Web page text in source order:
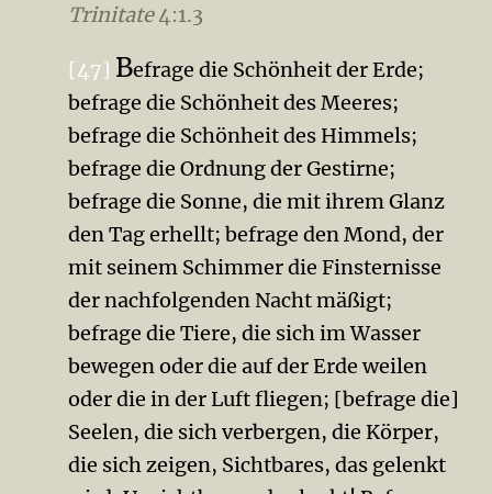
Trinitate4:1.3
[47] Befrage die Schönheit der Erde;
befrage die Schönheit des Meeres;
befrage die Schönheit des Himmels;
befrage die Ordnung der Gestirne;
befrage die Sonne, die mit ihrem Glanz
den Tag erhellt; befrage den Mond, der
mit seinem Schimmer die Finsternisse
der nachfolgenden Nacht mäßigt;
befrage die Tiere, die sich im Wasser
bewegen oder die auf der Erde weilen
oder die in der Luft fliegen; [befrage die]
Seelen, die sich verbergen, die Körper,
die sich zeigen, Sichtbares, das gelenkt